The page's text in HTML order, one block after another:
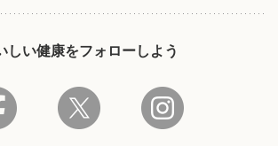
しい健康をフォローしよう